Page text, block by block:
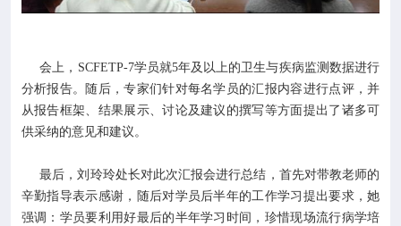
会上，SCFETP-7学员就5年及以上的卫生与疾病监测数据进行
分析报告。随后，专家们针对每名学员的汇报内容进行点评，并
从报告框架、结果展示、讨论及建议的撰写等方面提出了诸多可
供采纳的意见和建议。
最后，刘玲玲处长对此次汇报会进行总结，首先对带教老师的
辛勤指导表示感谢，随后对学员后半年的工作学习提出要求，她
强调：学员要利用好最后的半年学习时间，珍惜现场流行病学培